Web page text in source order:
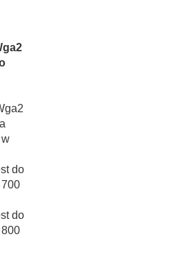
do
do